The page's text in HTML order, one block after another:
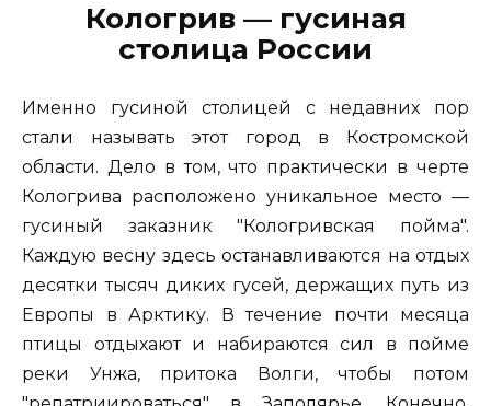
Кологрив — гусиная
столица России
Именно гусиной столицей с недавних пор
стали называть этот город в Костромской
области. Дело в том, что практически в черте
Кологрива расположено уникальное место —
гусиный заказник "Кологривская пойма".
Каждую весну здесь останавливаются на отдых
десятки тысяч диких гусей, держащих путь из
Европы в Арктику. В течение почти месяца
птицы отдыхают и набираются сил в пойме
реки Унжа, притока Волги, чтобы потом